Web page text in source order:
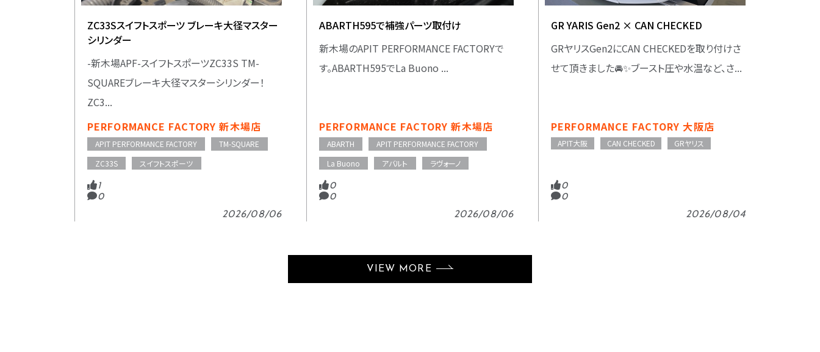
2026/08/06
ZC33Sスイフトスポーツ ブレーキ大径マスター
シリンダー
-新木場APF-スイフトスポーツZC33S TM-
SQUAREブレーキ大径マスターシリンダー！
ZC3...
PERFORMANCE FACTORY 新木場店
APIT PERFORMANCE FACTORY
TM-SQUARE
ZC33S
スイフトスポーツ
1
0
2026/08/06
ABARTH595で補強パーツ取付け
新木場のAPIT PERFORMANCE FACTORYで
す。ABARTH595でLa Buono ...
PERFORMANCE FACTORY 新木場店
ABARTH
APIT PERFORMANCE FACTORY
La Buono
アバルト ラヴォーノ
0
0
2026/08/04
GR YARIS Gen2 × CAN CHECKED
GRヤリスGen2にCAN CHECKEDを取り付けさ
せて頂きました🚘️✨️ブースト圧や水温など、さ...
PERFORMANCE FACTORY 大阪店
APIT大阪 CAN CHECKED GRヤリス
0
0
VIEW MORE